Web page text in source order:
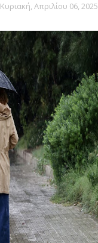
Κυριακή, Απριλίου 06, 2025